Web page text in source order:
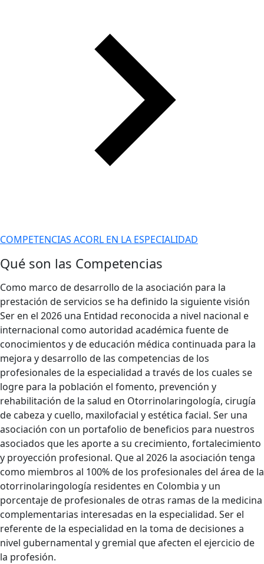
COMPETENCIAS ACORL EN LA ESPECIALIDAD
Qué son las Competencias
Como marco de desarrollo de la asociación para la
prestación de servicios se ha definido la siguiente visión
Ser en el 2026 una Entidad reconocida a nivel nacional e
internacional como autoridad académica fuente de
conocimientos y de educación médica continuada para la
mejora y desarrollo de las competencias de los
profesionales de la especialidad a través de los cuales se
logre para la población el fomento, prevención y
rehabilitación de la salud en Otorrinolaringología, cirugía
de cabeza y cuello, maxilofacial y estética facial. Ser una
asociación con un portafolio de beneficios para nuestros
asociados que les aporte a su crecimiento, fortalecimiento
y proyección profesional. Que al 2026 la asociación tenga
como miembros al 100% de los profesionales del área de la
otorrinolaringología residentes en Colombia y un
porcentaje de profesionales de otras ramas de la medicina
complementarias interesadas en la especialidad. Ser el
referente de la especialidad en la toma de decisiones a
nivel gubernamental y gremial que afecten el ejercicio de
la profesión.